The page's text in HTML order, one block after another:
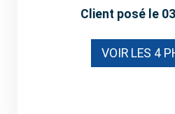
Client posé le
VOIR LES 4